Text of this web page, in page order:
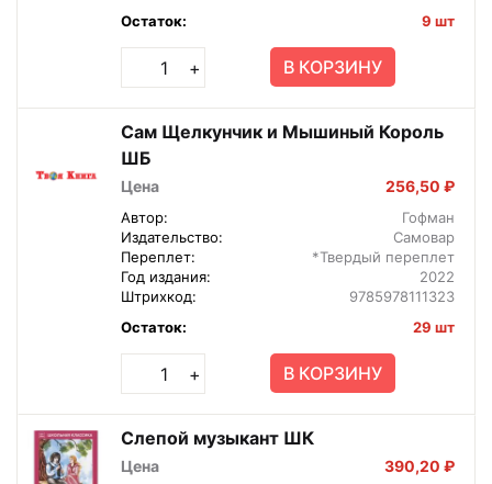
Остаток:
9 шт
+ В КОРЗИНУ
Сам Щелкунчик и Мышиный Король
ШБ
Цена 256,50 ₽
Автор:
Гофман
Издательство:
Самовар
Переплет:
*Твердый переплет
Год издания:
2022
Штрихкод:
9785978111323
Остаток:
29 шт
+ В КОРЗИНУ
Слепой музыкант ШК
Цена 390,20 ₽